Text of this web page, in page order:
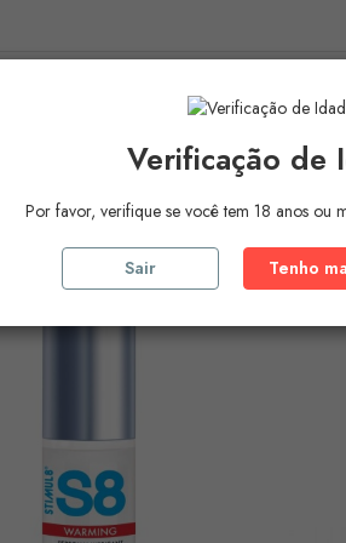
Produtos Na
Verificação de
Por favor, verifique se você tem 18 anos ou
Sair Tenho